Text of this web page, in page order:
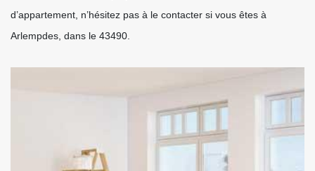
d’appartement, n’hésitez pas à le contacter si vous êtes à
Arlempdes, dans le 43490.